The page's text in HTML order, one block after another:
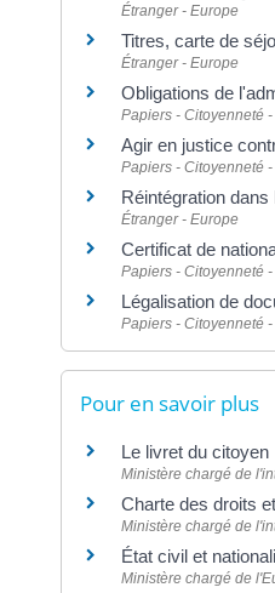
Étranger - Europe
Titres, carte de
Étranger - Europe
Obligations de
Papiers - Citoyenneté
Agir en justice
Papiers - Citoyenneté
Réintégration
Étranger - Europe
Certificat de
Papiers - Citoyenneté
Légalisation de
Papiers - Citoyenneté
Pour en savoir plus
Le livret du citoyen
Ministère chargé de
Charte des droits
Ministère chargé de
État civil et
Ministère chargé de